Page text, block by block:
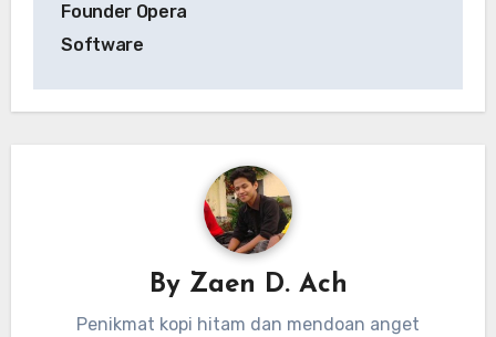
Founder Opera
Software
By Zaen D. Ach
Penikmat kopi hitam dan mendoan anget